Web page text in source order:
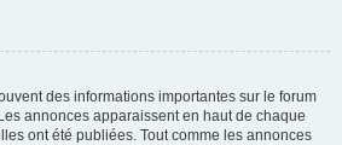
des informations importantes sur le forum
annonces apparaissent en haut de chaque
ont été publiées. Tout comme les annonces